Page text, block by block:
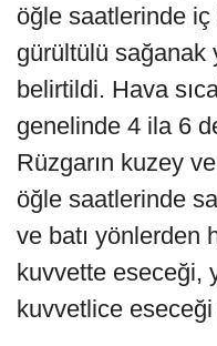
öğle saatlerinde
gürültülü sağanak
belirtildi. Hava
genelinde 4 ila 6
Rüzgarın kuzey
öğle saatlerinde
ve batı yönlerden
kuvvette eseceği,
kuvvetlice